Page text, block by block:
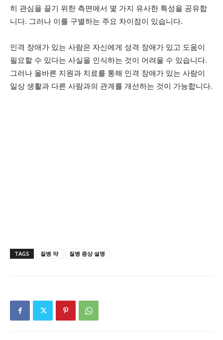
히 관심을 끌기 위한 측면에서 몇 가지 유사한 특성을 공유합
니다. 그러나 이를 구별하는 주요 차이점이 있습니다.
인격 장애가 있는 사람은 자신에게 성격 장애가 있고 도움이
필요할 수 있다는 사실을 인식하는 것이 어려울 수 있습니다.
그러나 올바른 지원과 치료를 통해 인격 장애가 있는 사람이
일상 생활과 다른 사람과의 관계를 개선하는 것이 가능합니다.
TAGS 질병 약 질병 증상 설명